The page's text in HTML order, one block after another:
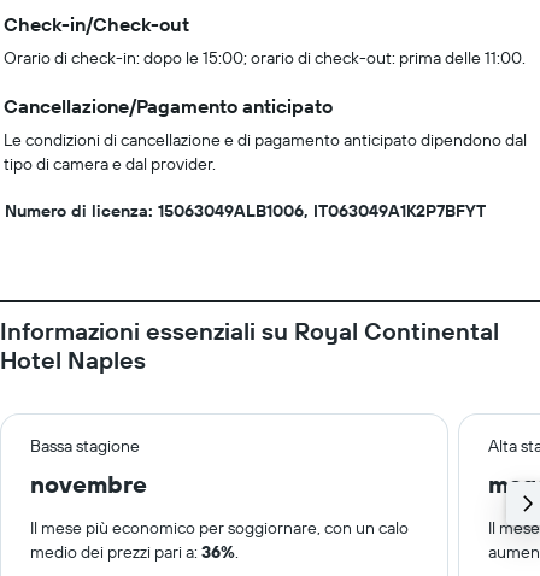
Check-in/Check-out
Orario di check-in: dopo le 15:00; orario di check-out: prima delle 11:00.
Cancellazione/Pagamento anticipato
Le condizioni di cancellazione e di pagamento anticipato dipendono dal
tipo di camera e dal provider.
Numero di licenza: 15063049ALB1006, IT063049A1K2P7BFYT
Informazioni essenziali su Royal Continental
Hotel Naples
Bassa stagione Alta
novembre
Il mese più economico per soggiornare, con un calo
medio dei prezzi pari a: 36%.
Il